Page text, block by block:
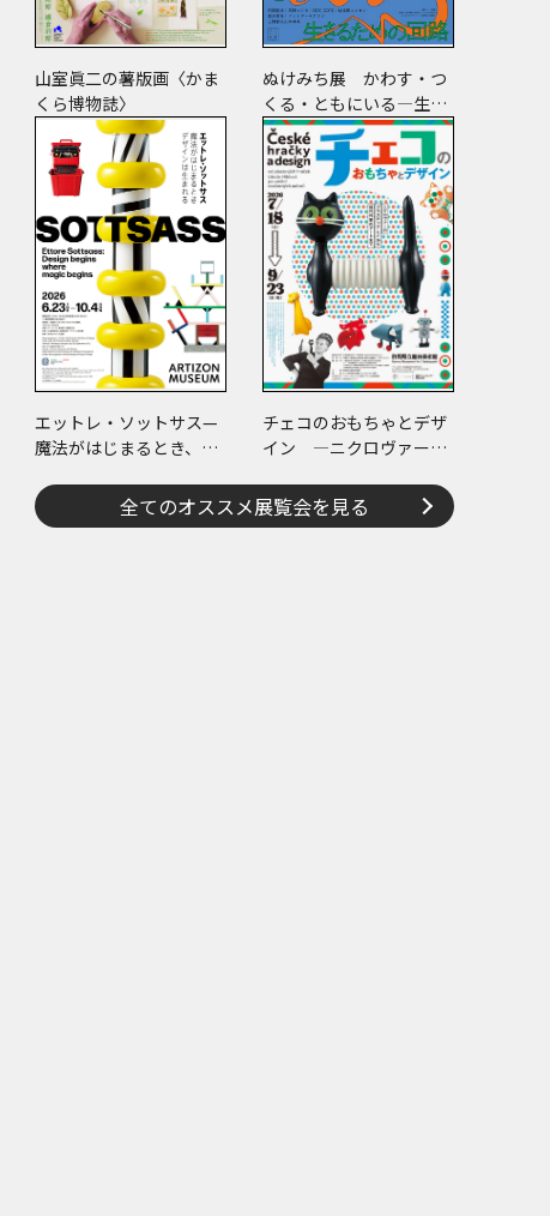
山室眞二の薯版画〈かま
くら博物誌〉
ぬけみち展 かわす・つ
くる・ともにいる―生き
るための回路
エットレ・ソットサス—
魔法がはじまるとき、デ
チェコのおもちゃとデザ
イン ―ニクロヴァーの
現代作家のアートまで―
全てのオススメ展覧会を見る